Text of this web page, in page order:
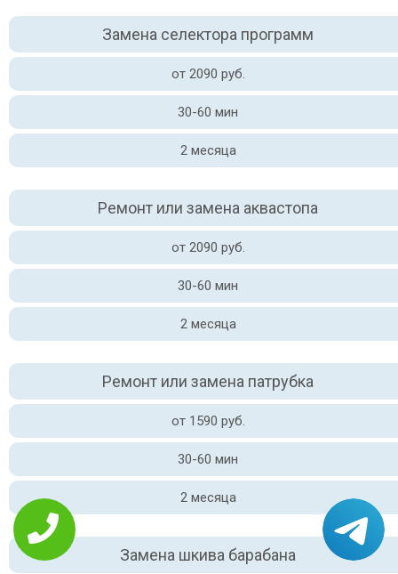
Замена селектора программ
от 2090 руб.
30-60 мин
2 месяца
Ремонт или замена аквастопа
от 2090 руб.
30-60 мин
2 месяца
Ремонт или замена патрубка
от 1590 руб.
30-60 мин
2 месяца
Замена шкива барабана